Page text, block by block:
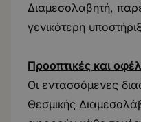
Διαμεσολαβητή,
γενικότερη
Προοπτικές και
Οι εντασσόμενες
Θεσμικής